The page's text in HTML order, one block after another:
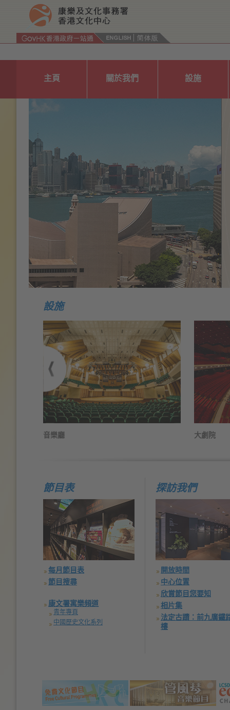
主頁 關於我們 設施
設施
音樂廳 大劇院
節目表
每月節目表
節目搜尋
康文署寓樂頻道
青年專頁
中國歷史文化系列
探訪我們
開放時間
中心位置
欣賞節目您要知
相片集
法定古蹟：前九廣鐵
樓
Default
Size:
Text
Size: